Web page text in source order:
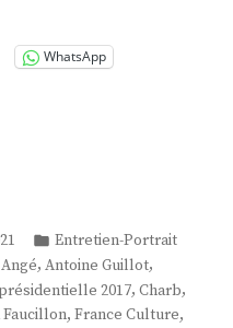
WhatsApp
Publié
dans
Entretien-Portrait
, Antoine Guillot,
2017, Charb,
Faucillon, France Culture,